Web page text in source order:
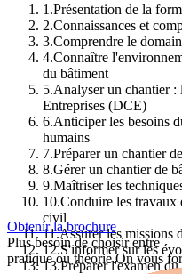
1 .Présentation de la
2.Connaissances et
3.Comprendre le
4.Connaître
du bâtiment
5.Analyser un chantier :
Entreprises (DCE)
6.Anticiper les besoins
humains
7.Préparer un chantier
8.Gérer un chantier de
9.Maîtriser les
10.Conduire les travaux
civil
11.Assurer les missions
12.S'informer sur les
13.Préparer l'examen
Obtenir la brochure
Plus besoin de choisir entre
pratique ou théorie.On vous